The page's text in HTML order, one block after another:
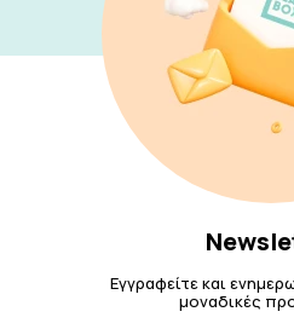
Εγγραφείτε και
μοναδικές